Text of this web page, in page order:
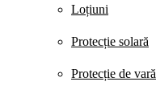
Loțiuni
Protecție solară
Protecție de vară